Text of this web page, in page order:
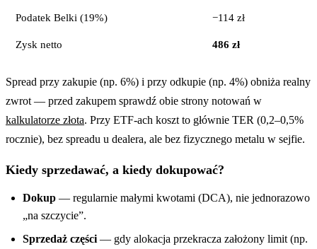
Podatek Belki (19%) −114 zł
Zysk netto 486 zł
Spread przy zakupie (np. 6%) i przy odkupie (np. 4%) obniża realny
zwrot — przed zakupem sprawdź obie strony notowań w
kalkulatorze złota. Przy ETF-ach koszt to głównie TER (0,2–0,5%
rocznie), bez spreadu u dealera, ale bez fizycznego metalu w sejfie.
Kiedy sprzedawać, a kiedy dokupować?
Dokup — regularnie małymi kwotami (DCA), nie jednorazowo
„na szczycie”.
Sprzedaż części — gdy alokacja przekracza założony limit (np.